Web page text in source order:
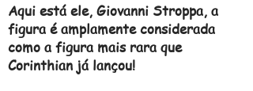
Aqui está ele, Giovanni Stroppa, a
figura é amplamente considerada
como a figura mais rara que
Corinthian já lançou!